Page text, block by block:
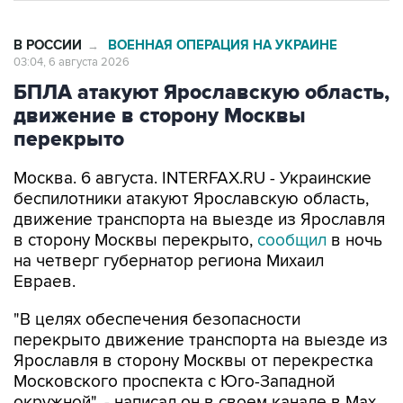
БПЛА атакуют Ярославскую область,
движение в сторону Москвы
перекрыто
Москва. 6 августа. INTERFAX.RU - Украинские
движение транспорта на выезде из Ярославля
в сторону Москвы перекрыто,сообщилв ночь
на четверг губернатор региона Михаил
Евраев.
"В целях обеспечения безопасности
Ярославля в сторону Москвы от перекрестка
Московского проспекта с Юго-Западной
окружной", - написал он в своем канале в Мах.